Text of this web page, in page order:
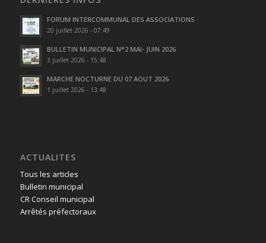
FORUM INTERCOMMUNAL DES ASSOCIATIONS
20 juillet 2026 - 07:49
BULLETIN MUNICIPAL N°2 MAI- JUIN 2026
3 juillet 2026 - 15:48
MARCHE NOCTURNE DU 07 AOUT 2026
1 juillet 2026 - 13:48
ACTUALITES
Tous les articles
Bulletin municipal
CR Conseil municipal
Arrêtés préfectoraux